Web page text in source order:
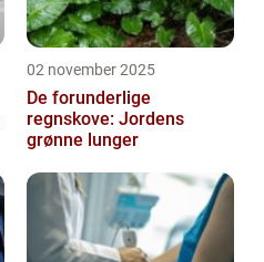
02 november 2025
De forunderlige
regnskove: Jordens
grønne lunger